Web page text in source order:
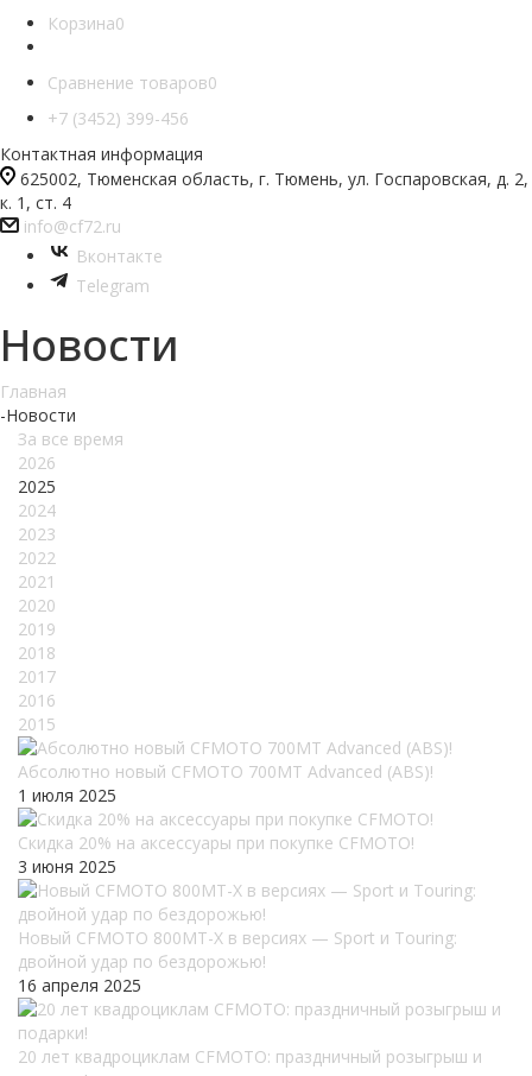
Корзина0
Сравнение товаров0
+7 (3452) 399-456
Контактная информация
625002, Тюменская область, г. Тюмень, ул. Госпаровская, д. 2,
к. 1, ст. 4
info@cf72.ru
Вконтакте
Telegram
Новости
Главная
-Новости
За все время
2026
2025
2024
2023
2022
2021
2020
2019
2018
2017
2016
2015
Абсолютно новый CFMOTO 700MT Advanced (ABS)!
1 июля 2025
Скидка 20% на аксессуары при покупке CFMOTO!
3 июня 2025
Новый CFMOTO 800MT-X в версиях — Sport и Touring:
двойной удар по бездорожью!
16 апреля 2025
20 лет квадроциклам CFMOTO: праздничный розыгрыш и